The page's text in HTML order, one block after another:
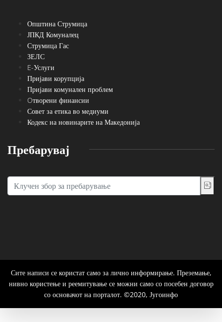
Општина Струмица
ЈПКД Комуналец
Струмица Гас
ЗЕЛС
E-Услуги
Пријави корупција
Пријави комунален проблем
Oтворени финансии
Совет за етика во медиуми
Кодекс на новинарите на Македонија
Пребарувај
Сите написи се користат само за лично информирање. Преземање,
нивно користење и реемитување се можни само со посебен договор
со основачот на порталот. ©2020, Југоинфо